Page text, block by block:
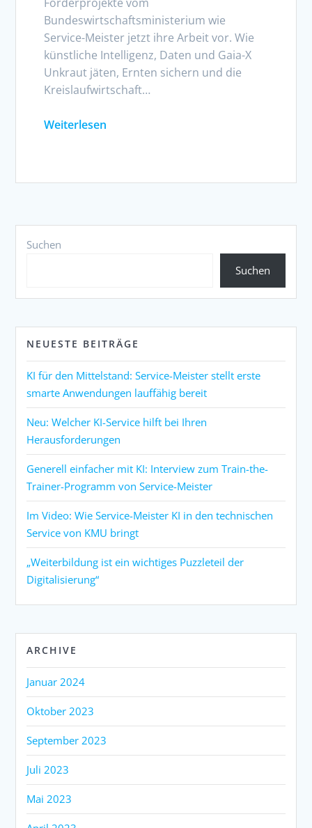
Bundeswirtschaftsministerium wie
Service-Meister jetzt ihre Arbeit vor. Wie
künstliche Intelligenz, Daten und Gaia-X
Unkraut jäten, Ernten sichern und die
Kreislaufwirtschaft…
Weiterlesen
Suchen
Suchen
NEUESTE BEITRÄGE
KI für den Mittelstand: Service-Meister stellt erste
smarte Anwendungen lauffähig bereit
Neu: Welcher KI-Service hilft bei Ihren
Herausforderungen
Generell einfacher mit KI: Interview zum Train-the-
Trainer-Programm von Service-Meister
Im Video: Wie Service-Meister KI in den technischen
Service von KMU bringt
„Weiterbildung ist ein wichtiges Puzzleteil der
Digitalisierung“
ARCHIVE
Januar 2024
Oktober 2023
September 2023
Juli 2023
Mai 2023